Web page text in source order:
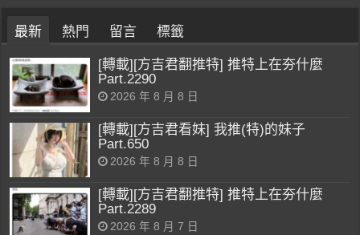
最新 熱門 留言 標籤
[轉載][方吉君翻推特] 推特上在夯什麼
Part.2290
2026 年 8 月 8 日
[轉載][方吉君看妹] 我推(特)的妹子
Part.650
2026 年 8 月 8 日
[轉載][方吉君翻推特] 推特上在夯什麼
Part.2289
2026 年 8 月 7 日